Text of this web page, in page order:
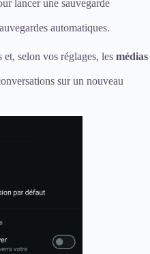
lancer une sauvegarde
automatiques.
et, selon vos réglages, les médias
sur un nouveau